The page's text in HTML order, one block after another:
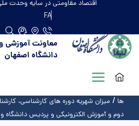
اقتصاد مقاومتی در سایه وحدت
FA
معاونت آموزشی
دانشگاه اصفهان
ها
میزان شهریه دوره­ های کارشناسی،